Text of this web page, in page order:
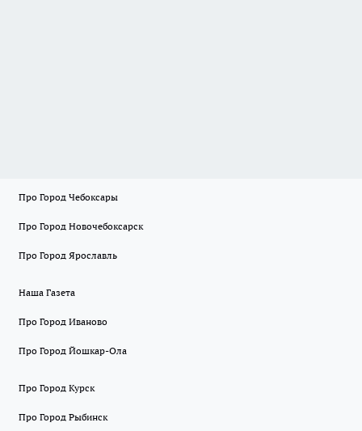
Про Город Чебоксары
Про Город Новочебоксарск
Про Город Ярославль
Наша Газета
Про Город Иваново
Про Город Йошкар-Ола
Про Город Курск
Про Город Рыбинск